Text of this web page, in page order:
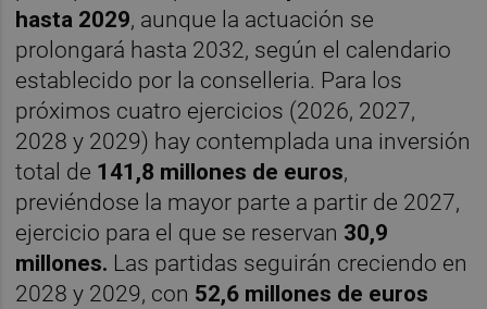
hasta 2029, aunque la actuación se
prolongará hasta 2032, según el calendario
establecido por la conselleria. Para los
próximos cuatro ejercicios (2026, 2027,
2028 y 2029) hay contemplada una inversión
total de 141,8 millones de euros,
previéndose la mayor parte a partir de 2027,
ejercicio para el que se reservan 30,9
millones. Las partidas seguirán creciendo en
2028 y 2029, con 52,6 millones de euros